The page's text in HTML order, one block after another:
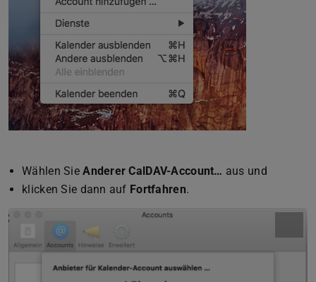
Wählen SieAnderer CalDAV-Account… aus und
klicken Sie dann auf Fortfahren.